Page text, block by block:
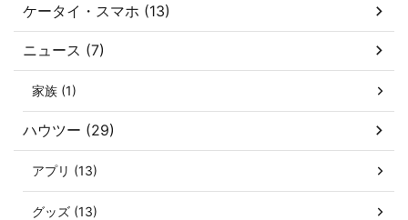
ケータイ・スマホ (13)
ニュース (7)
家族 (1)
ハウツー (29)
アプリ (13)
グッズ (13)